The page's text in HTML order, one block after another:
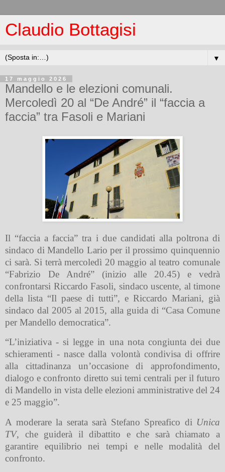
Claudio Bottagisi
▼
17 maggio 2026
Mandello e le elezioni comunali.
Mercoledì 20 al “De André” il “faccia a
faccia” tra Fasoli e Mariani
Il “faccia a faccia” tra i due candidati alla poltrona di
sindaco di Mandello Lario per il prossimo quinquennio
ci sarà. Si terrà mercoledì 20 maggio al teatro comunale
“Fabrizio De André” (inizio alle 20.45) e vedrà
confrontarsi Riccardo Fasoli, sindaco uscente, al timone
della lista “Il paese di tutti”, e Riccardo Mariani, già
sindaco dal 2005 al 2015, alla guida di “Casa Comune
per Mandello democratica”.
“L’iniziativa - si legge in una nota congiunta dei due
schieramenti - nasce dalla volontà condivisa di offrire
alla cittadinanza un’occasione di approfondimento,
dialogo e confronto diretto sui temi centrali per il futuro
di Mandello in vista delle elezioni amministrative del 24
e 25 maggio”.
A moderare la serata sarà Stefano Spreafico di Unica
TV, che guiderà il dibattito e che sarà chiamato a
garantire equilibrio nei tempi e nelle modalità del
confronto.